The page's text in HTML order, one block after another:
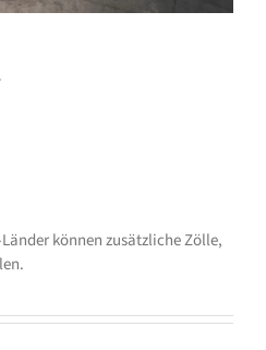
können zusätzliche Zölle,